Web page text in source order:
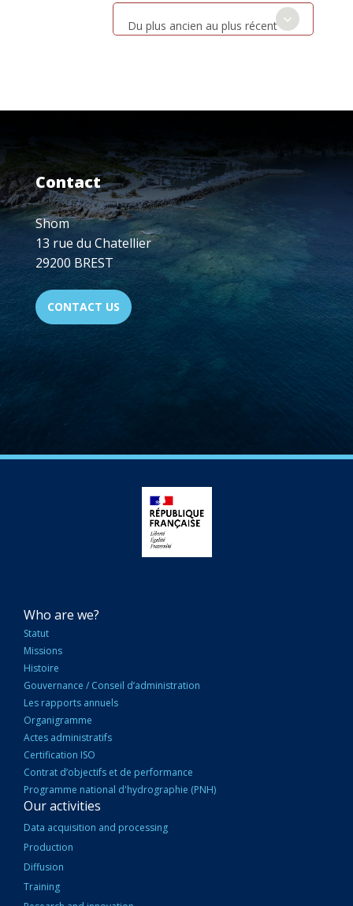
Du plus ancien au plus récent
Contact
Shom
13 rue du Chatellier
29200 BREST
CONTACT US
NAVIGATION
PRINCIPALE
Who are we?
Statut
Missions
Histoire
Gouvernance / Conseil d’administration
Les rapports annuels
Organigramme
Actes administratifs
Certification ISO
Contrat d’objectifs et de performance
Programme national d'hydrographie (PNH)
Our activities
Data acquisition and processing
Production
Diffusion
Training